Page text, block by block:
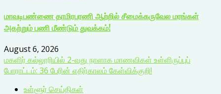
மாவடிபண்ணை தாமிரபரணி ஆற்றில் சீமைக்கருவேல மரங்கள்
அகற்றும் பணி மீண்டும் துவக்கம்!
August 6, 2026
மகளிர் கல்லூரியில் 2-வது நாளாக மாணவிகள் உள்ளிருப்புப்
போராட்டம்: 36 பேரின் எதிர்காலம் கேள்விக்குறி!
உள்ளூர் செய்திகள்